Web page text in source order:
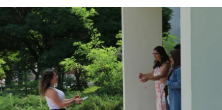
Erzincan
Erzurum
Eskişehir
Gaziantep
Giresun